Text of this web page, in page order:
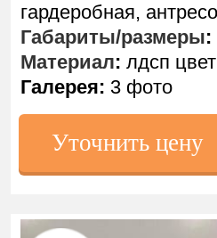
гардеробная,
Габариты/размеры:
Материал: лдсп
Галерея: 3 фото
Уточнить цену